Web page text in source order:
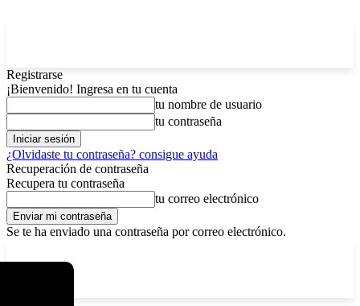
Registrarse
¡Bienvenido! Ingresa en tu cuenta
tu nombre de usuario
tu contraseña
¿Olvidaste tu contraseña? consigue ayuda
Recuperación de contraseña
Recupera tu contraseña
tu correo electrónico
Se te ha enviado una contraseña por correo electrónico.